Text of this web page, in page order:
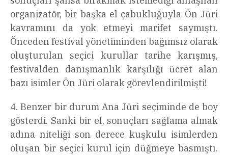
organizatör, bir başka el çabukluğuyla Ön Jüri
kavramını da yok etmeyi marifet saymıştı.
Önceden festival yönetiminden bağımsız olarak
oluşturulan seçici kurullar tarihe karışmış,
festivalden danışmanlık karşılığı ücret alan
bazı isimler Ön Jüri olarak görevlendirilmişti!
4. Benzer bir durum Ana Jüri seçiminde de boy
gösterdi. Sanki bir el, sonuçları sağlama almak
adına niteliği son derece kuşkulu isimlerden
oluşan bir seçici kurul için düğmeye basmıştı.